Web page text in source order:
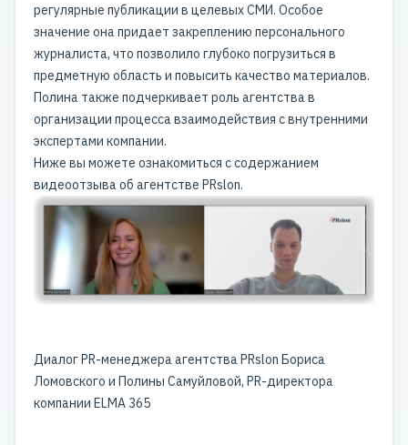
регулярные публикации в целевых СМИ. Особое
значение она придает закреплению персонального
журналиста, что позволило глубоко погрузиться в
предметную область и повысить качество материалов.
Полина также подчеркивает роль агентства в
организации процесса взаимодействия с внутренними
экспертами компании.
Ниже вы можете ознакомиться с содержанием
видеоотзыва об агентстве PRslon.
Диалог PR-менеджера агентства PRslon Бориса
Ломовского и Полины Самуйловой, PR-директора
компании ELMA 365